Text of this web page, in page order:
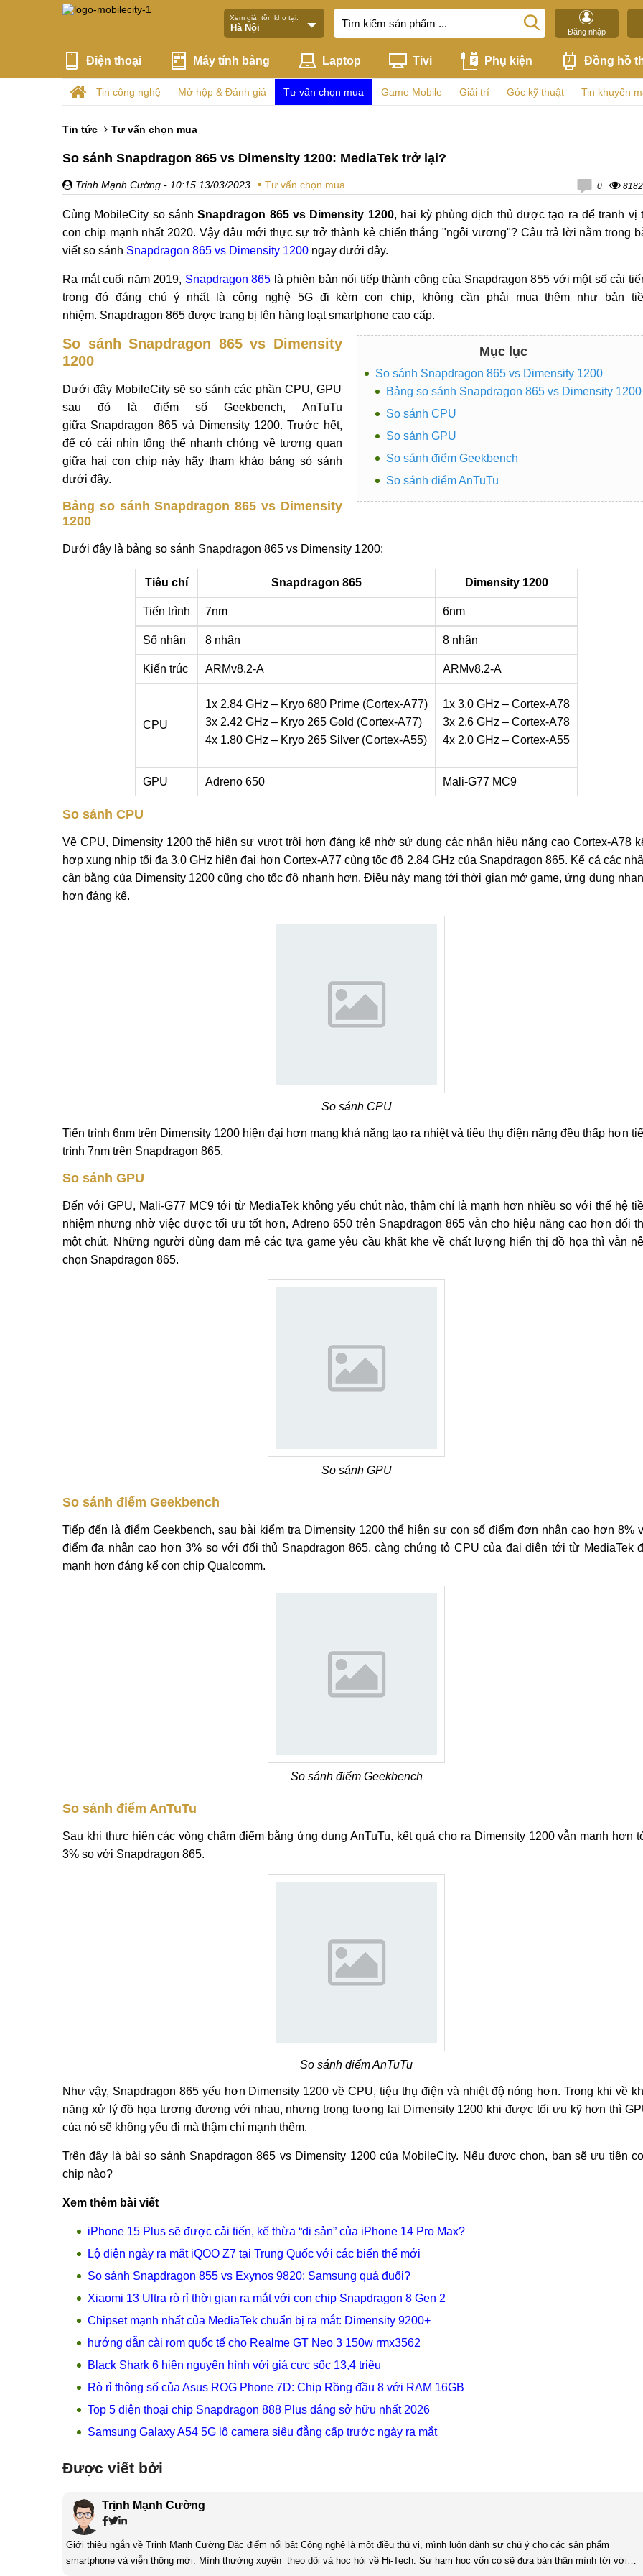
Xem giá, tồn kho tại:
Đăng nhập
Điện thoại Máy tính bảng Laptop Tivi Phụ kiện Đồng hồ
Tin công nghệ Mở hộp & Đánh giá Tư vấn chọn mua Game Mobile Giải trí Góc kỹ thuật Tin khuyến
Tin tức Tư vấn chọn mua
So sánh Snapdragon 865 vs Dimensity 1200: MediaTek trở lại?
Trịnh Mạnh Cường - 10:15 13/03/2023 Tư vấn chọn mua 0 8182
Cùng MobileCity so sánhSnapdragon 865 vs Dimensity 1200, hai kỳ phùng địch thủ được tạo ra để tranh vị
con chip mạnh nhất 2020. Vậy đâu mới thực sự trở thành kẻ chiến thắng "ngôi vương"? Câu trả lời nằm trong
viết so sánh Snapdragon 865 vs Dimensity 1200 ngay dưới đây.
Ra mắt cuối năm 2019, Snapdragon 865 là phiên bản nối tiếp thành công của Snapdragon 855 với một số cải
trong đó đáng chú ý nhất là công nghệ 5G đi kèm con chip, không cần phải mua thêm như bản
nhiệm. Snapdragon 865 được trang bị lên hàng loạt smartphone cao cấp.
Mục lục
So sánh Snapdragon 865 vs Dimensity 1200
Bảng so sánh Snapdragon 865 vs Dimensity 1200
So sánh CPU
So sánh GPU
So sánh điểm Geekbench
So sánh điểm AnTuTu
So sánh Snapdragon 865 vs Dimensity
1200
Dưới đây MobileCity sẽ so sánh các phần CPU, GPU
sau đó là điểm số Geekbench, AnTuTu
giữa Snapdragon 865 và Dimensity 1200. Trước hết,
để có cái nhìn tổng thể nhanh chóng về tương quan
giữa hai con chip này hãy tham khảo bảng só sánh
dưới đây.
Bảng so sánh Snapdragon 865 vs Dimensity
1200
Dưới đây là bảng so sánh Snapdragon 865 vs Dimensity 1200:
Tiêu chí Snapdragon 865 Dimensity 1200
Tiến trình 7nm 6nm
Số nhân 8 nhân 8 nhân
Kiến trúc ARMv8.2-A ARMv8.2-A
CPU
1x 2.84 GHz – Kryo 680 Prime (Cortex-A77)
3x 2.42 GHz – Kryo 265 Gold (Cortex-A77)
4x 1.80 GHz – Kryo 265 Silver (Cortex-A55)
1x 3.0 GHz – Cortex-A78
3x 2.6 GHz – Cortex-A78
4x 2.0 GHz – Cortex-A55
GPU Adreno 650 Mali-G77 MC9
So sánh CPU
Về CPU, Dimensity 1200 thể hiện sự vượt trội hơn đáng kể nhờ sử dụng các nhân hiệu năng cao Cortex-A78
hợp xung nhịp tối đa 3.0 GHz hiện đại hơn Cortex-A77 cùng tốc độ 2.84 GHz của Snapdragon 865. Kể cả các
cân bằng của Dimensity 1200 cũng cho tốc độ nhanh hơn. Điều này mang tới thời gian mở game, ứng dụng
hơn đáng kể.
So sánh CPU
Tiến trình 6nm trên Dimensity 1200 hiện đại hơn mang khả năng tạo ra nhiệt và tiêu thụ điện năng đều thấp hơn
trình 7nm trên Snapdragon 865.
So sánh GPU
Đến với GPU, Mali-G77 MC9 tới từ MediaTek không yếu chút nào, thậm chí là mạnh hơn nhiều so với thế hệ
nhiệm nhưng nhờ việc được tối ưu tốt hơn, Adreno 650 trên Snapdragon 865 vẫn cho hiệu năng cao hơn đối
một chút. Những người dùng đam mê các tựa game yêu cầu khắt khe về chất lượng hiển thị đồ họa thì vẫn
chọn Snapdragon 865.
So sánh GPU
So sánh điểm Geekbench
Tiếp đến là điểm Geekbench, sau bài kiểm tra Dimensity 1200 thể hiện sự con số điểm đơn nhân cao hơn 8%
điểm đa nhân cao hơn 3% so với đối thủ Snapdragon 865, càng chứng tỏ CPU của đại diện tới từ MediaTek
mạnh hơn đáng kể con chip Qualcomm.
So sánh điểm Geekbench
So sánh điểm AnTuTu
Sau khi thực hiện các vòng chấm điểm bằng ứng dụng AnTuTu, kết quả cho ra Dimensity 1200 vẫn mạnh hơn
3% so với Snapdragon 865.
So sánh điểm AnTuTu
Như vậy, Snapdragon 865 yếu hơn Dimensity 1200 về CPU, tiệu thụ điện và nhiệt độ nóng hơn. Trong khi về
năng xử lý đồ họa tương đương với nhau, nhưng trong tương lai Dimensity 1200 khi được tối ưu kỹ hơn thì
của nó sẽ không yếu đi mà thậm chí mạnh thêm.
Trên đây là bài so sánh Snapdragon 865 vs Dimensity 1200 của MobileCity. Nếu được chọn, bạn sẽ ưu tiên
chip nào?
Xem thêm bài viết
iPhone 15 Plus sẽ được cải tiến, kế thừa “di sản” của iPhone 14 Pro Max?
Lộ diện ngày ra mắt iQOO Z7 tại Trung Quốc với các biến thể mới
So sánh Snapdragon 855 vs Exynos 9820: Samsung quá đuối?
Xiaomi 13 Ultra rò rỉ thời gian ra mắt với con chip Snapdragon 8 Gen 2
Chipset mạnh nhất của MediaTek chuẩn bị ra mắt: Dimensity 9200+
hướng dẫn cài rom quốc tế cho Realme GT Neo 3 150w rmx3562
Black Shark 6 hiện nguyên hình với giá cực sốc 13,4 triệu
Rò rỉ thông số của Asus ROG Phone 7D: Chip Rồng đầu 8 với RAM 16GB
Top 5 điện thoại chip Snapdragon 888 Plus đáng sở hữu nhất 2026
Samsung Galaxy A54 5G lộ camera siêu đẳng cấp trước ngày ra mắt
Được viết bởi
Trịnh Mạnh Cường
Giới thiệu ngắn về Trịnh Mạnh Cường Đặc điểm nổi bật Công nghệ là một điều thú vị, mình luôn dành sự chú ý cho các sản phẩm
smartphone và viễn thông mới. Mình thường xuyên theo dõi và học hỏi về Hi-Tech. Sự ham học vốn có sẽ đưa bản thân mình tới với